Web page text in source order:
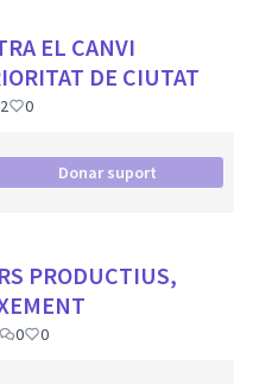
EL CANVI
DE CIUTAT
2 0
Donar suport
PRODUCTIUS,
0 0